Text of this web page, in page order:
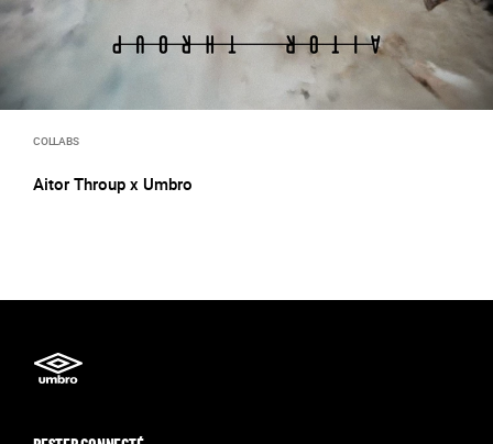
COLLABS
Aitor Throup x Umbro